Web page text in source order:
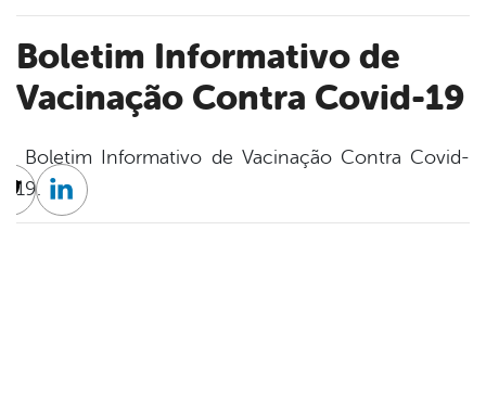
Boletim Informativo de
Vacinação Contra Covid-19
Boletim Informativo de Vacinação Contra Covid-
19.
Twitter
Linkedin